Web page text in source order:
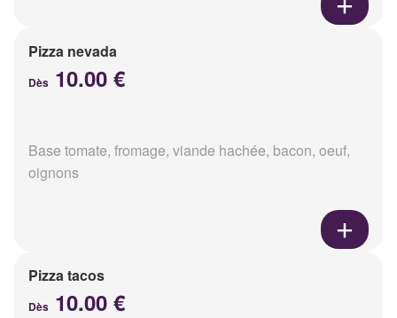
Pizza nevada
Dès 10.00 €
Base tomate, fromage, viande hachée, bacon, oeuf,
oignons
Pizza tacos
Dès 10.00 €